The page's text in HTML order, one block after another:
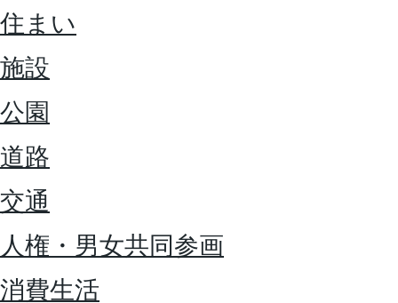
住まい
施設
公園
道路
交通
人権・男女共同参画
消費生活